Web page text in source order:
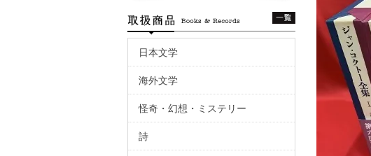
日本文学
海外文学
怪奇・幻想・ミステリー
詩